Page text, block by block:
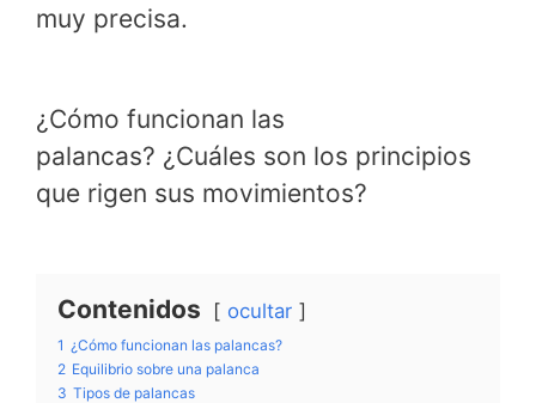
muy precisa.
¿Cómo funcionan las
palancas? ¿Cuáles son los principios
que rigen sus movimientos?
Contenidos ocultar
1 ¿Cómo funcionan las palancas?
2 Equilibrio sobre una palanca
3 Tipos de palancas